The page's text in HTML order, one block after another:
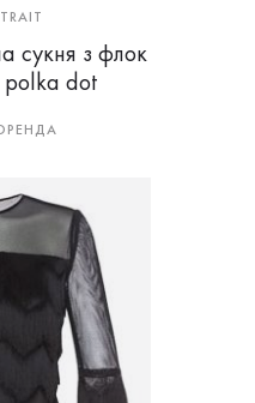
сукня з флок
dot